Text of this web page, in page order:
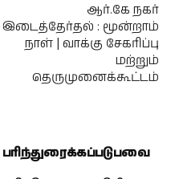
ஆர்.கே நகர்
இடைத்தேர்தல் : மூன்றாம்
நாள் | வாக்கு சேகரிப்பு
மற்றும்
தெருமுனைக்கூட்டம்
பரிந்துரைக்கப்படுபவை